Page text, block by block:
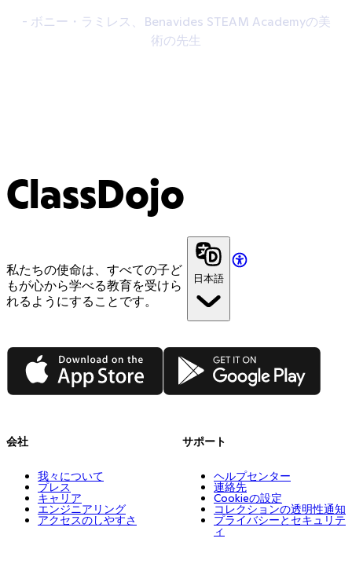
- ボニー・ラミレス、Benavides STEAM Academyの美
術の先生
ClassDojo
私たちの使命は、すべての子ど
もが心から学べる教育を受けら
れるようにすることです。
日本語
App Store Google Play
会社
我々について
プレス
キャリア
エンジニアリング
アクセスのしやすさ
サポート
ヘルプセンター
連絡先
Cookieの設定
コレクションの透明性通知
プライバシーとセキュリテ
ィ